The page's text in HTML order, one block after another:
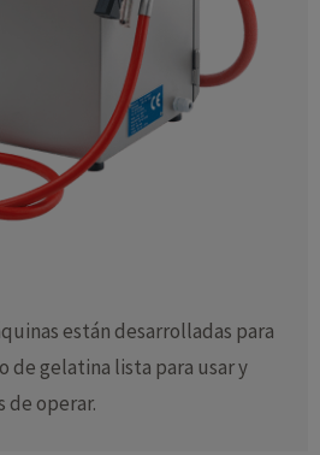
están desarrolladas para
gelatina lista para usar y
de operar.